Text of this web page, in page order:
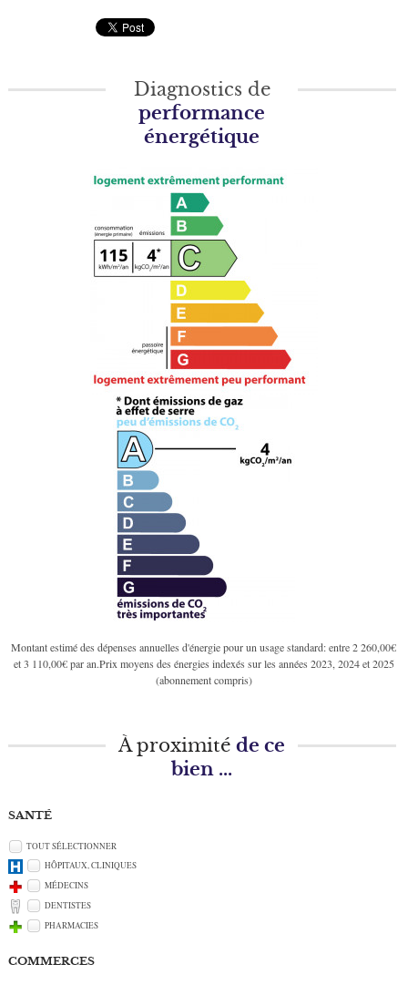
Diagnostics de
performance
énergétique
Montant estimé des dépenses annuelles d'énergie pour un usage standard: entre 2 260,00€
et 3 110,00€ par an.Prix moyens des énergies indexés sur les années 2023, 2024 et 2025
(abonnement compris)
À proximitéde ce
bien ...
SANTÉ
TOUT SÉLECTIONNER
HÔPITAUX, CLINIQUES
MÉDECINS
DENTISTES
PHARMACIES
COMMERCES